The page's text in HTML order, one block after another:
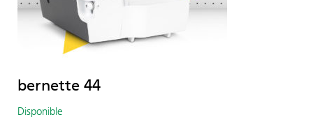
bernette 44
Disponible